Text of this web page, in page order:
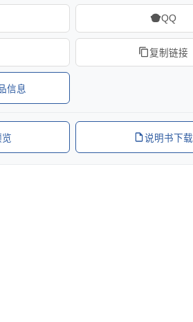
QQ
复制链接
信息
说明书下载